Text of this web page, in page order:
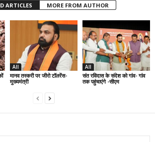
ARTICLES MORE FROM AUTHOR
All
मानव तस्करी पर जीरो टॉलरेंस-
मुख्यमंत्री
All
संत रविदास के संदेश को गांव- गांव
तक पहुंचाएंगे -सीएम